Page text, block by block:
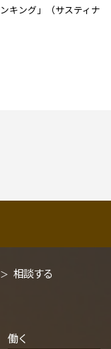
キング」（サスティナ
相談する
働く